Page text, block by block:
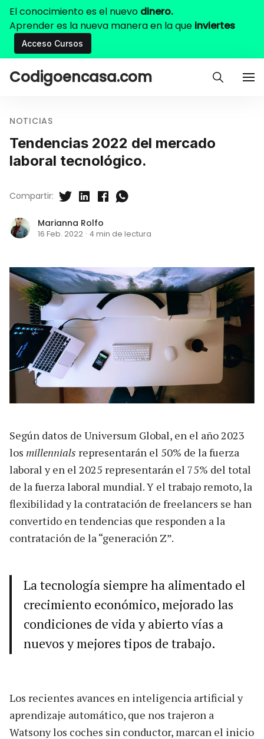
El conocimiento es el nuevo dinero.
Aprender es la nueva manera en la que inviertes
Acceso Cursos
Codigoencasa.com
NOTICIAS
Tendencias 2022 del mercado
laboral tecnológico.
Marianna Rolfo
16 Feb. 2022 · 4 min de lectura
Compartir:
Según datos de Universum Global, en el año 2023
los millennials representarán el 50% de la fuerza
laboral y en el 2025 representarán el 75% del total
de la fuerza laboral mundial. Y el trabajo remoto, la
flexibilidad y la contratación de freelancers se han
convertido en tendencias que responden a la
contratación de la “generación Z”.
La tecnología siempre ha alimentado el
crecimiento económico, mejorado las
condiciones de vida y abierto vías a
nuevos y mejores tipos de trabajo.
Los recientes avances en inteligencia artificial y
aprendizaje automático, que nos trajeron a
Watsony los coches sin conductor, marcan el inicio